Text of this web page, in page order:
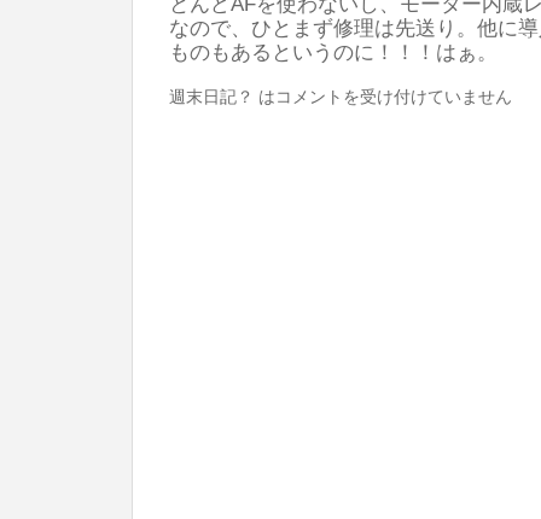
なので、ひとまず修理は先送り。他に
ものもあるというのに！！！はぁ。
週末日記？ はコメントを受け付けていません